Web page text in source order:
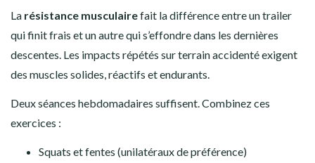
La résistance musculairefait la différence entre un trailer
qui finit frais et un autre qui s’effondre dans les dernières
descentes. Les impacts répétés sur terrain accidenté exigent
des muscles solides, réactifs et endurants.
Deux séances hebdomadaires suffisent. Combinez ces
exercices :
Squats et fentes (unilatéraux de préférence)